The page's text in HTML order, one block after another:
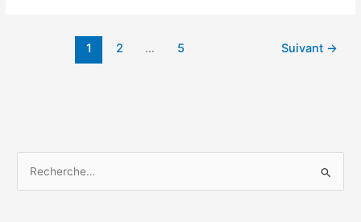
1 2 … 5 Suivant →